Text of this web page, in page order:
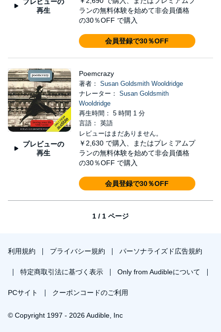
再生
ランの無料体験を始めて非会員価格
の30％OFF で購入
会員登録で30％OFF
プレビューの
再生
Poemcrazy
著者： Susan Goldsmith Wooldridge
ナレーター： Susan Goldsmith
Wooldridge
再生時間： 5 時間 1 分
言語： 英語
レビューはまだありません。
￥2,630 で購入、またはプレミアムプ
ランの無料体験を始めて非会員価格
の30％OFF で購入
会員登録で30％OFF
1 / 1 ページ
利用規約 プライバシー規約 パーソナライズド広告規約
特定商取引法に基づく表示 Only from Audibleについて
PCサイト クーポンコードのご利用
© Copyright 1997 - 2026 Audible, Inc